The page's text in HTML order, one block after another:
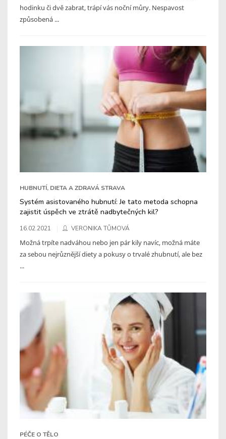
hodinku či dvě zabrat, trápí vás noční můry. Nespavost
způsobená ...
HUBNUTÍ, DIETA A ZDRAVÁ STRAVA
Systém asistovaného hubnutí: Je tato metoda schopna
zajistit úspěch ve ztrátě nadbytečných kil?
16.02.2021 VERONIKA TŮMOVÁ
Možná trpíte nadváhou nebo jen pár kily navíc, možná máte
za sebou nejrůznější diety a pokusy o trvalé zhubnutí, ale bez
...
PÉČE O TĚLO